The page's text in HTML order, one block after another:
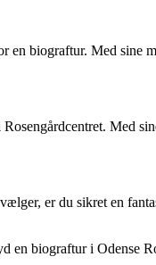
en biograftur. Med
Med
er du sikret en
en biograftur i Odense